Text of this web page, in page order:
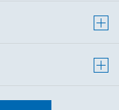
Show
Show